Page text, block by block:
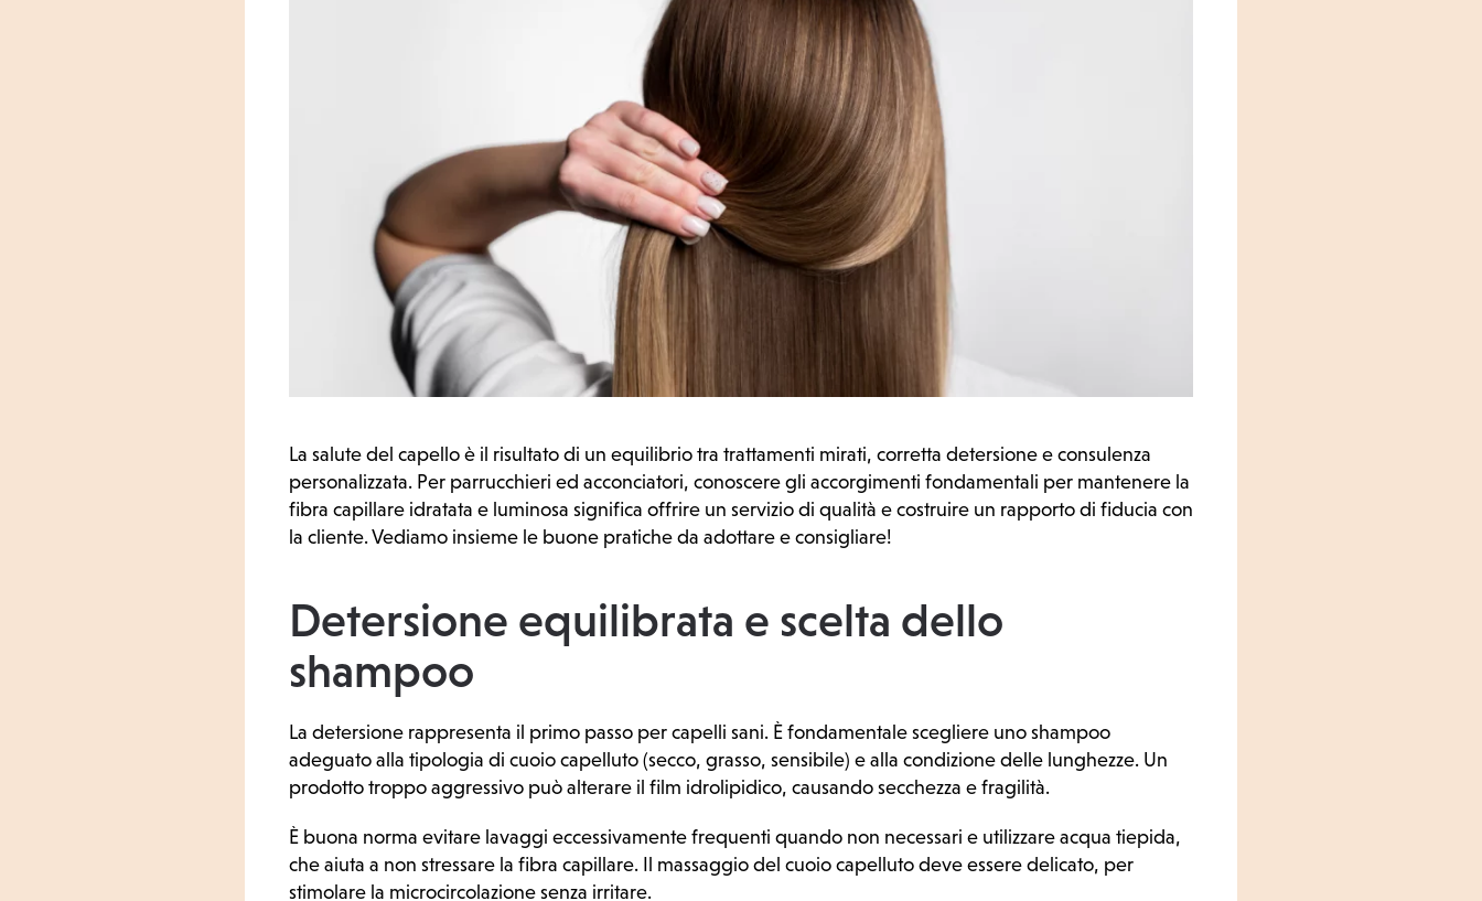
La salute del capello è il risultato di un equilibrio tra trattamenti mirati, corretta detersione e consulenza
personalizzata. Per parrucchieri ed acconciatori, conoscere gli accorgimenti fondamentali per mantenere la
fibra capillare idratata e luminosa significa offrire un servizio di qualità e costruire un rapporto di fiducia con
la cliente. Vediamo insieme le buone pratiche da adottare e consigliare!
Detersione equilibrata e scelta dello
shampoo
La detersione rappresenta il primo passo per capelli sani. È fondamentale scegliere uno shampoo
adeguato alla tipologia di cuoio capelluto (secco, grasso, sensibile) e alla condizione delle lunghezze. Un
prodotto troppo aggressivo può alterare il film idrolipidico, causando secchezza e fragilità.
È buona norma evitare lavaggi eccessivamente frequenti quando non necessari e utilizzare acqua tiepida,
che aiuta a non stressare la fibra capillare. Il massaggio del cuoio capelluto deve essere delicato, per
stimolare la microcircolazione senza irritare.